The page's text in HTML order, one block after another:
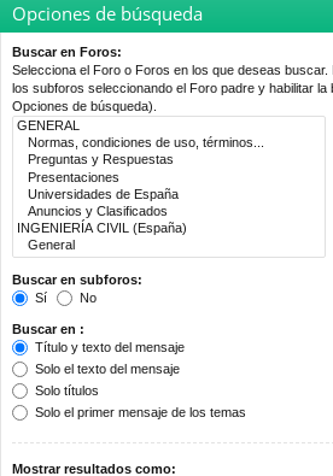
Opciones de búsqueda
Buscar en Foros:
Selecciona el Foro o Foros en los que deseas
los subforos seleccionando el Foro padre y habilitar
Opciones de búsqueda).
Buscar en subforos:
Sí
No
Buscar en :
Título y texto del mensaje
Solo el texto del mensaje
Solo títulos
Solo el primer mensaje de los temas
Mostrar resultados como: